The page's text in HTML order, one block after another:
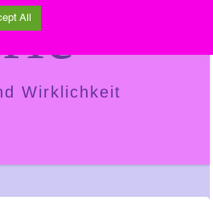
Wirklichkeit
All